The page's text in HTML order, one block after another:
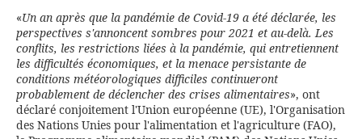
«Un an après que la pandémie de Covid-19 a été déclarée, les
perspectives s'annoncent sombres pour 2021 et au-delà. Les
conflits, les restrictions liées à la pandémie, qui entretiennent
les difficultés économiques, et la menace persistante de
conditions météorologiques difficiles continueront
probablement de déclencher des crises alimentaires», ont
déclaré conjoitement l'Union européenne (UE), l'Organisation
des Nations Unies pour l'alimentation et l'agriculture (FAO),